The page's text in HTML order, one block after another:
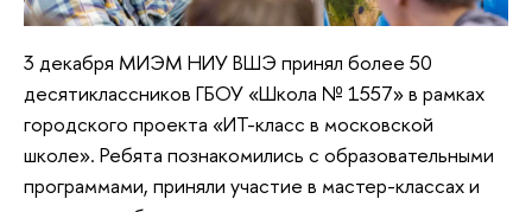
3 декабря МИЭМ НИУ ВШЭ принял более 50
десятиклассников ГБОУ «Школа № 1557» в рамках
городского проекта «ИТ-класс в московской
школе». Ребята познакомились с образовательными
программами, приняли участие в мастер-классах и